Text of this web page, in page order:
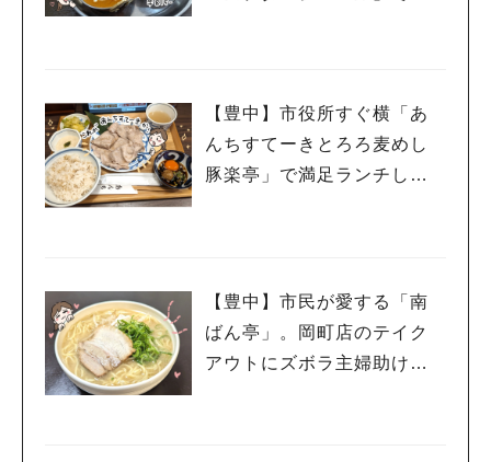
【豊中】市役所すぐ横「あ
んちすてーきとろろ麦めし
豚楽亭」で満足ランチして
【豊中】市民が愛する「南
ばん亭」。岡町店のテイク
アウトにズボラ主婦助けら